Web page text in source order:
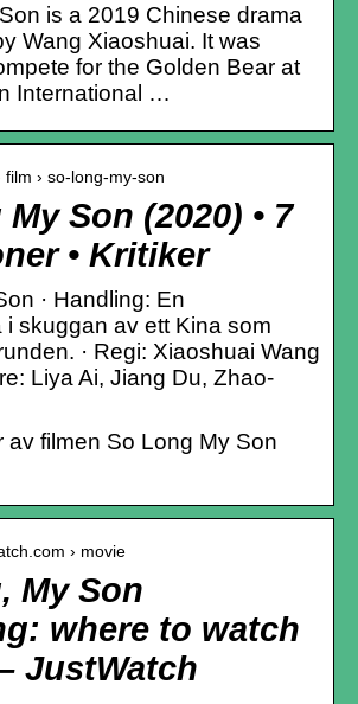
is a 2019 Chinese drama
Wang Xiaoshuai. It was
for the Golden Bear at
International …
film › so-long-my-son
Son (2020) • 7
• Kritiker
· Handling: En
i skuggan av ett Kina som
· Regi: Xiaoshuai Wang
Liya Ai, Jiang Du, Zhao-
av filmen So Long My Son
› movie
My Son
where to watch
JustWatch